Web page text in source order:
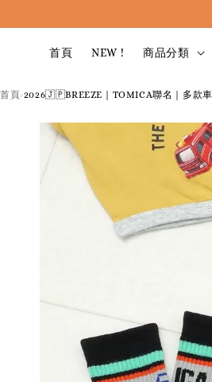
首頁 NEW ! 商品分類
首頁›2026🇯🇵BREEZE｜TOMICA聯名｜多款